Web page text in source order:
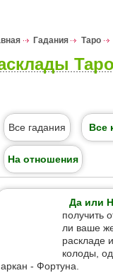
Гадания Таро
Все гадания Все
На отношения
Да или
получить
ли ваше
раскладе
колоды,
аркан - Фортуна.